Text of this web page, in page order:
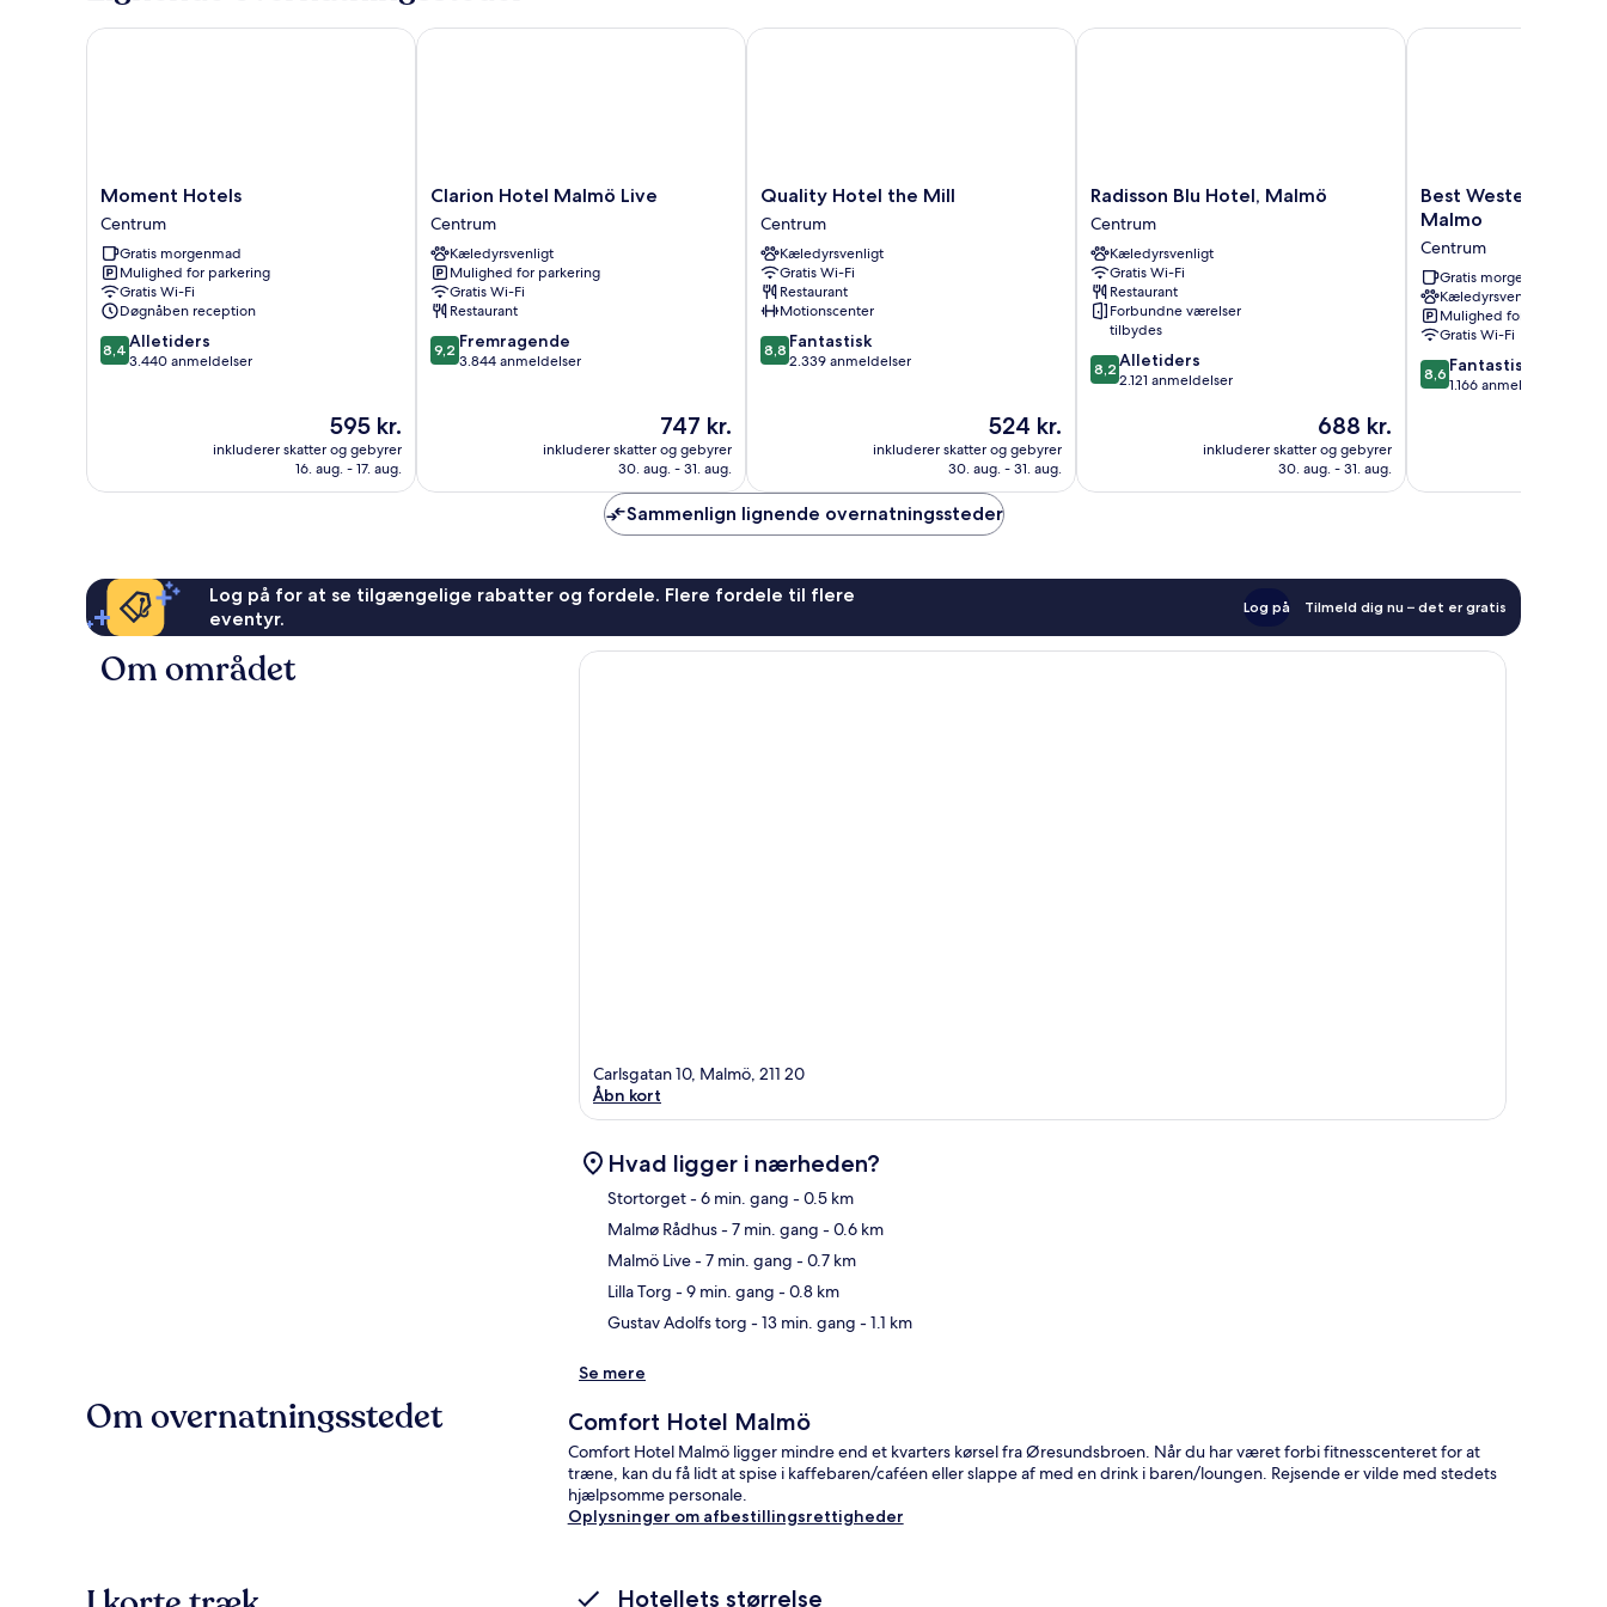
Moment
Hotels
Centrum
Moment Hotels
Centrum
Gratis morgenmad
Mulighed for parkering
Gratis Wi-Fi
Døgnåben reception
8.4
ud
8,4 Alletiders
3.440 anmeldelser
Prisen
er
595 kr.
595 kr.
inkluderer skatter og gebyrer
16. aug. - 17. aug.
Moment Hotels
Clarion
Hotel
Malmö
Live
Centrum
Clarion Hotel Malmö Live
Centrum
Kæledyrsvenligt
Mulighed for parkering
Gratis Wi-Fi
Restaurant
9.2
ud
9,2 Fremragende
3.844 anmeldelser
Prisen
er
747 kr.
747 kr.
inkluderer skatter og gebyrer
30. aug. - 31. aug.
Clarion Hotel Malmö Live
Quality
Hotel
the
Mill
Centrum
Quality Hotel the Mill
Centrum
Kæledyrsvenligt
Gratis Wi-Fi
Restaurant
Motionscenter
8.8
ud
8,8 Fantastisk
2.339 anmeldelser
Prisen
er
524 kr.
524 kr.
inkluderer skatter og gebyrer
30. aug. - 31. aug.
Quality Hotel the Mill
Radisson
Blu
Hotel,
Malmö
Centrum
Radisson Blu Hotel, Malmö
Centrum
Kæledyrsvenligt
Gratis Wi-Fi
Restaurant
Forbundne værelser
tilbydes
8.2
ud
anmeldelser
8,2 Alletiders
2.121 anmeldelser
Prisen
er
688 kr.
688 kr.
inkluderer skatter og gebyrer
30. aug. - 31. aug.
Radisson Blu Hotel, Malmö
Best
Western
Park
City
Malmo
Centrum
Best Western Plus
Malmo
Centrum
Gratis morgenmad
Kæledyrsvenligt
Mulighed for parkering
Gratis Wi-Fi
8.6
ud
anmeldelser
8,6 Fantastisk
1.166 anmeldelser
Best Western Plus
Sammenlign lignende overnatningssteder
Log på for at se tilgængelige rabatter og fordele. Flere fordele til flere
eventyr.
Log på Tilmeld dig nu – det er gratis
Om området
Carlsgatan 10, Malmö, 211 20
Åbn kort
Hvad ligger i nærheden?
Stortorget- 6 min. gang - 0.5 km
Malmø Rådhus- 7 min. gang - 0.6 km
Malmö Live- 7 min. gang - 0.7 km
Lilla Torg - 9 min. gang - 0.8 km
Gustav Adolfs torg - 13 min. gang - 1.1 km
Se mere
Om overnatningsstedet Comfort Hotel Malmö
Comfort Hotel Malmö ligger mindre end et kvarters kørsel fra Øresundsbroen. Når du har været forbi fitnesscenteret for at
træne, kan du få lidt at spise i kaffebaren/caféen eller slappe af med en drink i baren/loungen. Rejsende er vilde med stedets
hjælpsomme personale.
Oplysninger om afbestillingsrettigheder
Hotellets størrelse